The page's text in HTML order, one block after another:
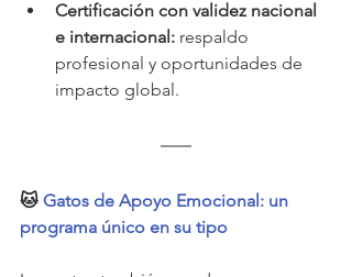
Certificación con validez nacional
e internacional: respaldo
profesional y oportunidades de
impacto global.
🐱 Gatos de Apoyo Emocional: un
programa único en su tipo